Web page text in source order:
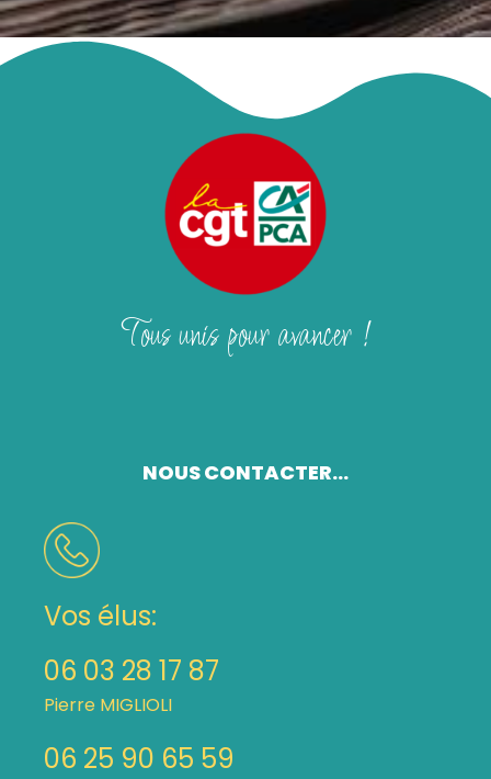
Tous unis pour avancer !
NOUS CONTACTER...
Vos élus:
06 03 28 17 87
Pierre MIGLIOLI
06 25 90 65 59